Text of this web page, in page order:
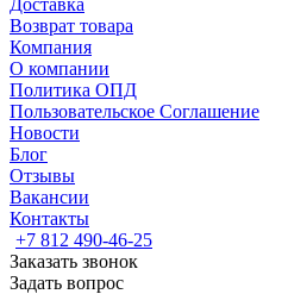
Доставка
Возврат товара
Компания
О компании
Политика ОПД
Пользовательское Соглашение
Новости
Блог
Отзывы
Вакансии
Контакты
+7 812 490-46-25
Заказать звонок
Задать вопрос